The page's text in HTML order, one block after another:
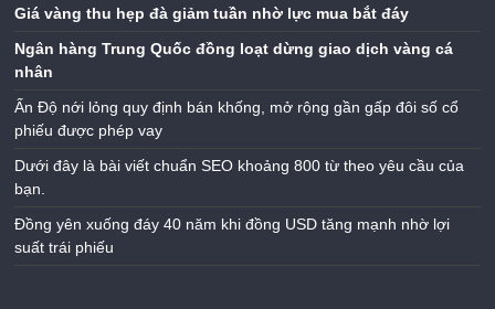
Giá vàng thu hẹp đà giảm tuần nhờ lực mua bắt đáy
Ngân hàng Trung Quốc đồng loạt dừng giao dịch vàng cá
nhân
Ấn Độ nới lỏng quy định bán khống, mở rộng gần gấp đôi số cổ
phiếu được phép vay
Dưới đây là bài viết chuẩn SEO khoảng 800 từ theo yêu cầu của
bạn.
Đồng yên xuống đáy 40 năm khi đồng USD tăng mạnh nhờ lợi
suất trái phiếu